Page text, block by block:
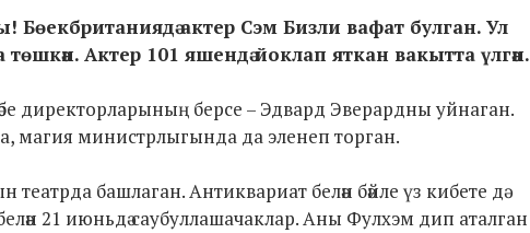
Бөекбританиядә актер Сэм Бизли вафат булган. Ул
Актер 101 яшендә йоклап яткан вакытта үлгән.
директорларының берсе – Эдвард Эверардны уйнаган.
магия министрлыгында да эленеп торган.
театрда башлаган. Антиквариат белән бәйле үз кибете дә
21 июньдә саубуллашачаклар. Аны Фулхэм дип аталган